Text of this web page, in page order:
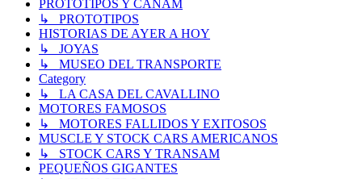
PROTOTIPOS Y CANAM
↳ PROTOTIPOS
HISTORIAS DE AYER A HOY
↳ JOYAS
↳ MUSEO DEL TRANSPORTE
Category
↳ LA CASA DEL CAVALLINO
MOTORES FAMOSOS
↳ MOTORES FALLIDOS Y EXITOSOS
MUSCLE Y STOCK CARS AMERICANOS
↳ STOCK CARS Y TRANSAM
PEQUEÑOS GIGANTES